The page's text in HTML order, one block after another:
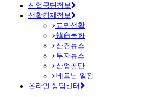
산업공단정보
생활경제정보
교민생활
韓商동향
산경뉴스
투자뉴스
산업공단
베트남 일정
온라인 상담센터